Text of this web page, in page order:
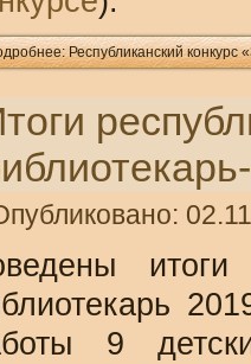
Республиканский конкурс
итоги
9